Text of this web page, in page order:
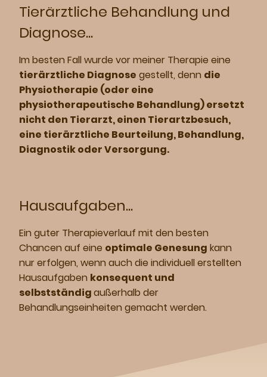
Tierärztliche Behandlung und
Diagnose...
Im besten Fall wurde vor meiner Therapie eine
tierärztliche Diagnose gestellt, denn die
Physiotherapie (oder eine
physiotherapeutische Behandlung)ersetzt
nicht den Tierarzt, einen Tierartzbesuch,
eine tierärztliche Beurteilung, Behandlung,
Diagnostik oder Versorgung.
Hausaufgaben...
Ein guter Therapieverlauf mit den besten
Chancen auf eine optimale Genesung kann
nur erfolgen, wenn auch die individuell erstellten
Hausaufgaben konsequent und
selbstständigaußerhalb der
Behandlungseinheiten gemacht werden.